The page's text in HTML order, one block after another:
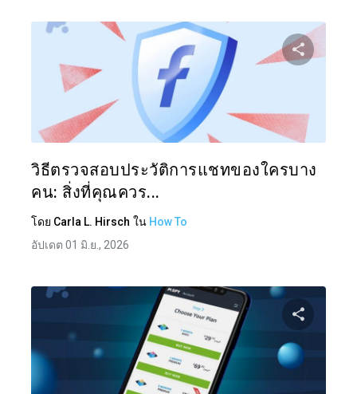
วิธีตรวจสอบประวัติการแชทของใครบาง
คน: สิ่งที่คุณควร...
โดย Carla L. Hirsch ใน How To
อัปเดต 01 มิ.ย., 2026